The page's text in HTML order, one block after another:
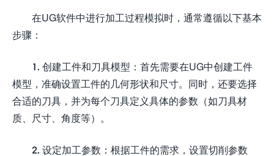
在UG软件中进行加工过程模拟时，通常遵循以下基本
步骤：
1. 创建工件和刀具模型：首先需要在UG中创建工件
模型，准确设置工件的几何形状和尺寸。同时，还要选择
合适的刀具，并为每个刀具定义具体的参数（如刀具材
质、尺寸、角度等）。
2. 设定加工参数：根据工件的需求，设置切削参数